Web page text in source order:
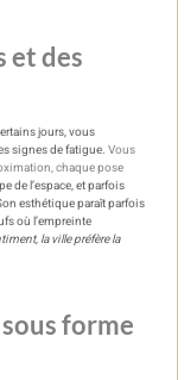
et des
jours, vous
signes de fatigue. Vous
chaque pose
de l’espace, et parfois
esthétique paraît parfois
où l’empreinte
la ville préfère la
forme